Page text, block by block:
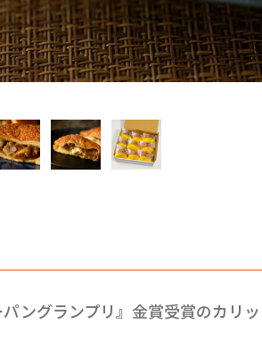
パングランプリ』金賞受賞のカリ